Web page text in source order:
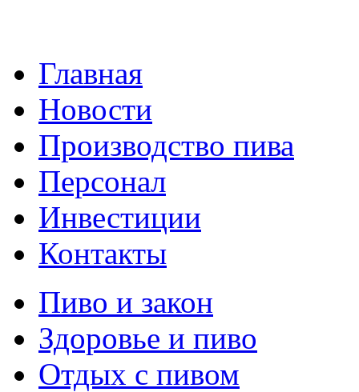
Главная
Новости
Производство пива
Персонал
Инвестиции
Контакты
Пиво и закон
Здоровье и пиво
Отдых с пивом